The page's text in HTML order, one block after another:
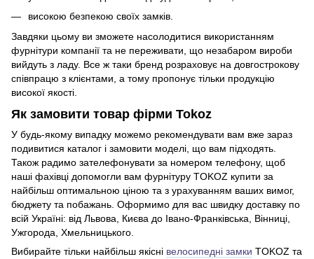
високою безпекою своїх замків.
Завдяки цьому ви зможете насолодитися використанням
фурнітури компанії та не переживати, що незабаром вироби
вийдуть з ладу. Все ж таки бренд розраховує на довгострокову
співпрацю з клієнтами, а тому пропонує тільки продукцію
високої якості.
Як замовити товар фірми Tokoz
У будь-якому випадку можемо рекомендувати вам вже зараз
подивитися каталог і замовити моделі, що вам підходять.
Також радимо зателефонувати за номером телефону, щоб
наші фахівці допомогли вам фурнітуру TOKOZ купити за
найбільш оптимальною ціною та з урахуванням ваших вимог,
бюджету та побажань. Оформимо для вас швидку доставку по
всій Україні: від Львова, Києва до Івано-Франківська, Вінниці,
Ужгорода, Хмельницького.
Вибирайте тільки найбільш якісні велосипедні замки TOKOZ та